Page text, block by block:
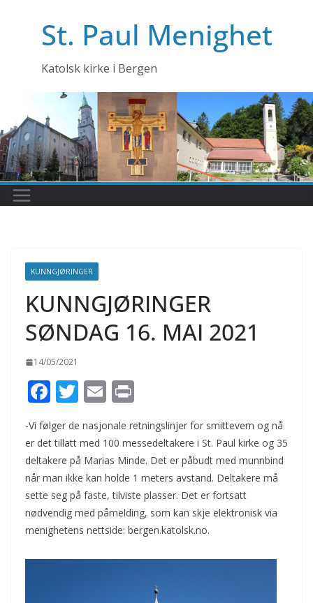
St. Paul Menighet
Katolsk kirke i Bergen
KUNNGJØRINGER
KUNNGJØRINGER
SØNDAG 16. MAI 2021
14/05/2021
F
ac
e
b
o
o
k
T
itt
er
E
m
ai
l
t
-Vi følger de nasjonale retningslinjer for smittevern og nå
er det tillatt med 100 messedeltakere i St. Paul kirke og 35
deltakere på Marias Minde. Det er påbudt med munnbind
når man ikke kan holde 1 meters avstand. Deltakere må
sette seg på faste, tilviste plasser. Det er fortsatt
nødvendig med påmelding, som kan skje elektronisk via
menighetens nettside: bergen.katolsk.no.